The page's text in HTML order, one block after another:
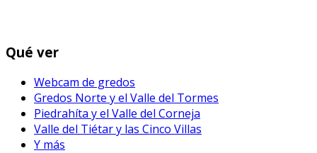
Qué ver
Webcam de gredos
Gredos Norte y el Valle del Tormes
Piedrahíta y el Valle del Corneja
Valle del Tiétar y las Cinco Villas
Y más